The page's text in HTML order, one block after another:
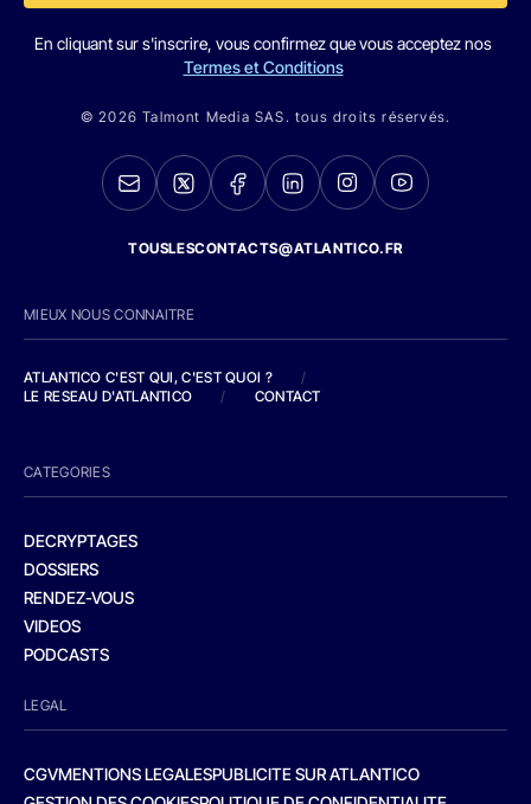
En cliquant sur s'inscrire, vous confirmez que vous acceptez nos
Termes et Conditions
© 2026 Talmont Media SAS. tous droits réservés.
TOUSLESCONTACTS@ATLANTICO.FR
MIEUX NOUS CONNAITRE
ATLANTICO C'EST QUI, C'EST QUOI ?
/
LE RESEAU D'ATLANTICO
/ CONTACT
CATEGORIES
DECRYPTAGES
DOSSIERS
RENDEZ-VOUS
VIDEOS
PODCASTS
LEGAL
CGVMENTIONS LEGALESPUBLICITE SUR ATLANTICO